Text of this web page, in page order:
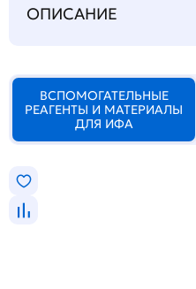
ОПИСАНИЕ
ВСПОМОГАТЕЛЬНЫЕ
РЕАГЕНТЫ И МАТЕРИАЛЫ
ДЛЯ ИФА